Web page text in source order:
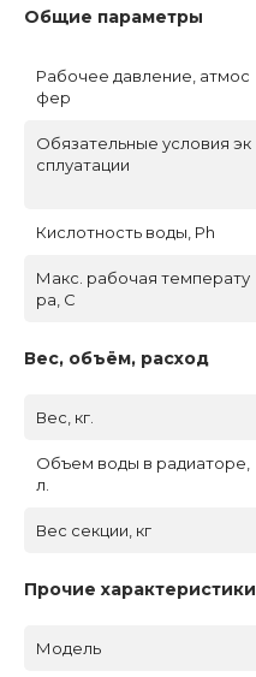
Общие параметры
Рабочее давление, атмос
фер
Обязательные условия эк
сплуатации
Кислотность воды, Ph
Макс. рабочая температу
ра, C
Вес, объём, расход
Вес, кг.
Объем воды в радиаторе,
л.
Вес секции, кг
Прочие характеристики
Модель